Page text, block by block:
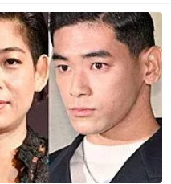
+4 -0
+7 -2